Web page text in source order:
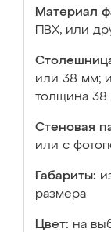
Материал
ПВХ, или
или 38 мм;
толщина 38
Стеновая
или с
Габариты:
размера
Цвет: на